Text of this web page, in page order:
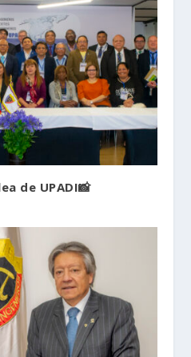
de UPADI📸